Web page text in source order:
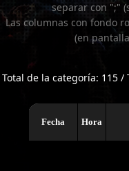
separar con ";"
Las columnas con fondo
(en
Total de la categoría: 115
Fecha Hora